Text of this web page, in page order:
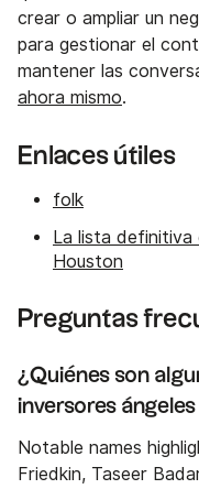
crear o ampliar un
para gestionar el
mantener las
ahora mismo.
Enlaces útiles
folk
La lista definitiva
Houston
Preguntas
¿Quiénes son
inversores
Notable names
Friedkin, Taseer